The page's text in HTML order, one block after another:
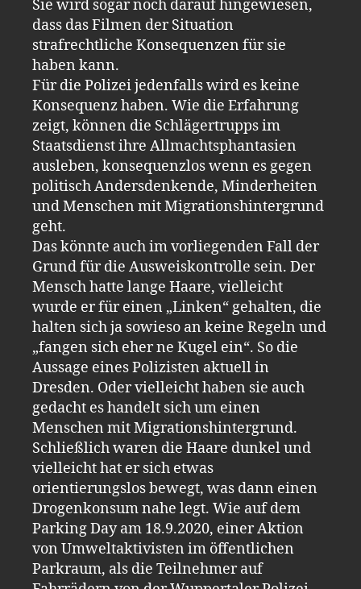
Sie wird sogar noch darauf hingewiesen,
dass das Filmen der Situation
strafrechtliche Konsequenzen für sie
haben kann.
Für die Polizei jedenfalls wird es keine
Konsequenz haben. Wie die Erfahrung
zeigt, können die Schlägertrupps im
Staatsdienst ihre Allmachtsphantasien
ausleben, konsequenzlos wenn es gegen
politisch Andersdenkende, Minderheiten
und Menschen mit Migrationshintergrund
geht.
Das könnte auch im vorliegenden Fall der
Grund für die Ausweiskontrolle sein. Der
Mensch hatte lange Haare, vielleicht
wurde er für einen „Linken“ gehalten, die
halten sich ja sowieso an keine Regeln und
„fangen sich eher ne Kugel ein“. So die
Aussage eines Polizisten aktuell in
Dresden. Oder vielleicht haben sie auch
gedacht es handelt sich um einen
Menschen mit Migrationshintergrund.
Schließlich waren die Haare dunkel und
vielleicht hat er sich etwas
orientierungslos bewegt, was dann einen
Drogenkonsum nahe legt. Wie auf dem
Parking Day am 18.9.2020, einer Aktion
von Umweltaktivisten im öffentlichen
Parkraum, als die Teilnehmer auf